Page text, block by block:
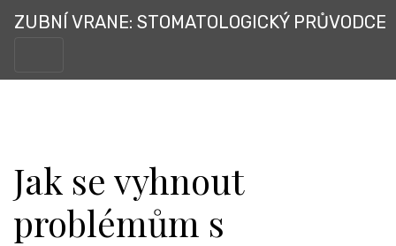
ZUBNÍ VRANE: STOMATOLOGICKÝ PRŮVODCE
Jak se vyhnout
problémům s